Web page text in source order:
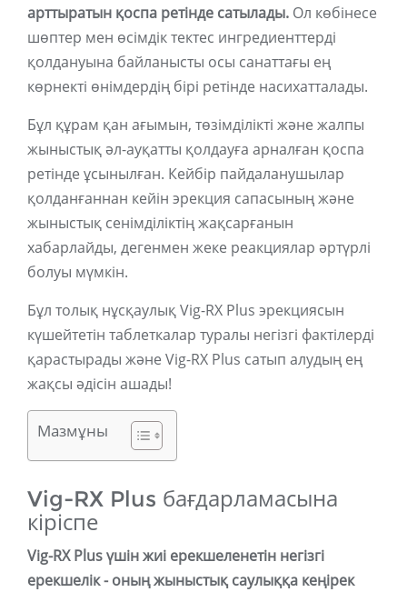
арттыратын қоспа ретінде сатылады. Ол көбінесе
шөптер мен өсімдік тектес ингредиенттерді
қолдануына байланысты осы санаттағы ең
көрнекті өнімдердің бірі ретінде насихатталады.
Бұл құрам қан ағымын, төзімділікті және жалпы
жыныстық әл-ауқатты қолдауға арналған қоспа
ретінде ұсынылған. Кейбір пайдаланушылар
қолданғаннан кейін эрекция сапасының және
жыныстық сенімділіктің жақсарғанын
хабарлайды, дегенмен жеке реакциялар әртүрлі
болуы мүмкін.
Бұл толық нұсқаулық Vig-RX Plus эрекциясын
күшейтетін таблеткалар туралы негізгі фактілерді
қарастырады және Vig-RX Plus сатып алудың ең
жақсы әдісін ашады!
Мазмұны
Vig-RX Plus бағдарламасына
кіріспе
Vig-RX Plus үшін жиі ерекшеленетін негізгі
ерекшелік - оның жыныстық саулыққа кеңірек